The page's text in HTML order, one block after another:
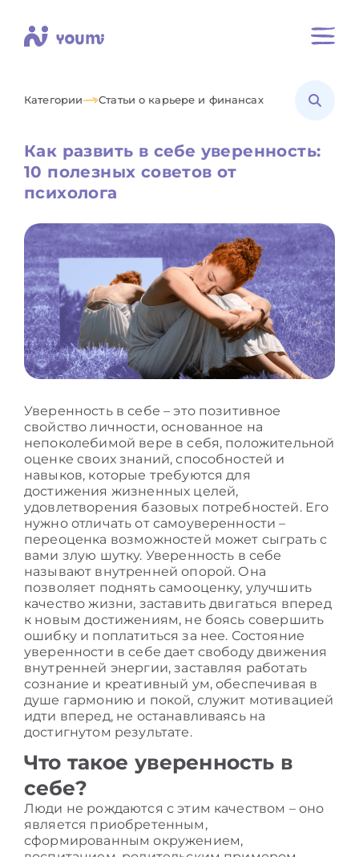
Категории Статьи о карьере и финансах
Как развить в себе уверенность:
10 полезных советов от
психолога
Уверенность в себе – это позитивное
свойство личности, основанное на
непоколебимой вере в себя, положительной
оценке своих знаний, способностей и
навыков, которые требуются для
достижения жизненных целей,
удовлетворения базовых потребностей. Его
нужно отличать от самоуверенности –
переоценка возможностей может сыграть с
вами злую шутку. Уверенность в себе
называют внутренней опорой. Она
позволяет поднять самооценку, улучшить
качество жизни, заставить двигаться вперед
к новым достижениям, не боясь совершить
ошибку и поплатиться за нее. Состояние
уверенности в себе дает свободу движения
внутренней энергии, заставляя работать
сознание и креативный ум, обеспечивая в
душе гармонию и покой, служит мотивацией
идти вперед, не останавливаясь на
достигнутом результате.
Что такое уверенность в
себе?
Люди не рождаются с этим качеством – оно
является приобретенным,
сформированным окружением,